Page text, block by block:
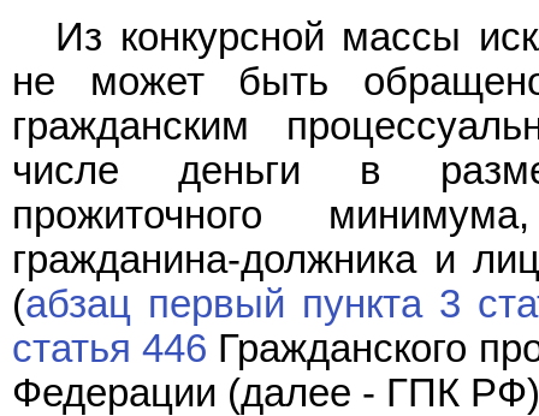
Из конкурсной массы
не может быть
гражданским
числе деньги в
прожиточного
гражданина-должника и
(абзац первый пункта 3
статья 446 Гражданского
Федерации (далее - ГПК